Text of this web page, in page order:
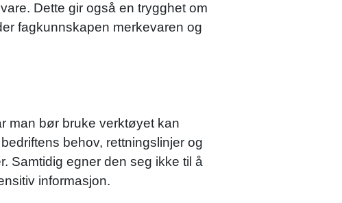
Dette gir også en trygghet om
fagkunnskapen merkevaren og
man bør bruke verktøyet kan
behov, rettningslinjer og
Samtidig egner den seg ikke til å
informasjon.